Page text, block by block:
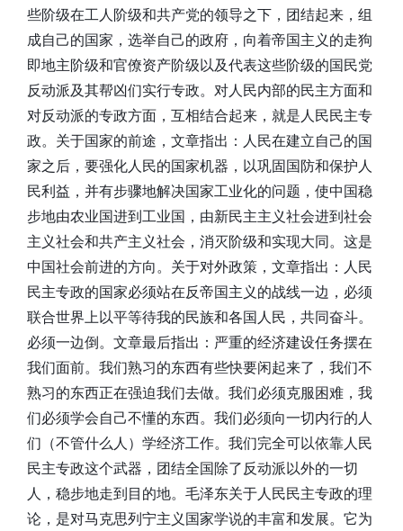
些阶级在工人阶级和共产党的领导之下，团结起来，组
成自己的国家，选举自己的政府，向着帝国主义的走狗
即地主阶级和官僚资产阶级以及代表这些阶级的国民党
反动派及其帮凶们实行专政。对人民内部的民主方面和
对反动派的专政方面，互相结合起来，就是人民民主专
政。关于国家的前途，文章指出：人民在建立自己的国
家之后，要强化人民的国家机器，以巩固国防和保护人
民利益，并有步骤地解决国家工业化的问题，使中国稳
步地由农业国进到工业国，由新民主主义社会进到社会
主义社会和共产主义社会，消灭阶级和实现大同。这是
中国社会前进的方向。关于对外政策，文章指出：人民
民主专政的国家必须站在反帝国主义的战线一边，必须
联合世界上以平等待我的民族和各国人民，共同奋斗。
必须一边倒。文章最后指出：严重的经济建设任务摆在
我们面前。我们熟习的东西有些快要闲起来了，我们不
熟习的东西正在强迫我们去做。我们必须克服困难，我
们必须学会自己不懂的东西。我们必须向一切内行的人
们（不管什么人）学经济工作。我们完全可以依靠人民
民主专政这个武器，团结全国除了反动派以外的一切
人，稳步地走到目的地。毛泽东关于人民民主专政的理
论，是对马克思列宁主义国家学说的丰富和发展。它为